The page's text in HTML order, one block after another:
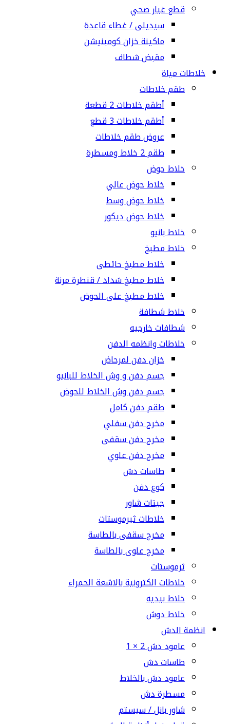
قطع غيار صحي
سيديلى / غطاء قاعدة
ماكينة خزان كومبنيشن
مقبض شطاف
خلاطات مياة
طقم خلاطات
أطقم خلاطات 2 قطعة
أطقم خلاطات 3 قطع
عروض طقم خلاطات
طقم 2 خلاط ومسطرة
خلاط حوض
خلاط حوض عالي
خلاط حوض وسط
خلاط حوض ديكور
خلاط بانيو
خلاط مطبخ
خلاط مطبخ حائطى
خلاط مطبخ شداد / قنطرة مرنة
خلاط مطبخ على الحوض
خلاط شطافة
شطافات خارجيه
خلاطات وانظمه الدفن
خزان دفن لمرحاض
جسم دفن و وش الخلاط للبانيو
جسم دفن وش الخلاط للحوض
طقم دفن كامل
مخرج دفن سفلي
مخرج دفن سقفى
مخرج دفن علوي
طاسات دش
كوع دفن
جيتات شاور
خلاطات ثيرموستات
مخرج سقفى بالطاسة
مخرج علوى بالطاسة
ثرموستات
خلاطات الكترونية بالاشعة الحمراء
خلاط بيديه
خلاط دوش
انظمة الدش
عامود دش 2 × 1
طاسات دش
عامود دش بالخلاط
مسطرة دش
شاور بانل / سيستم